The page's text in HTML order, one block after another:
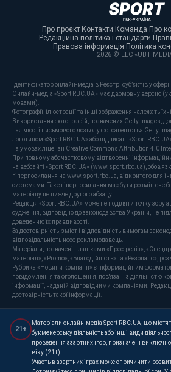
Про проєкт·Контакти·Команда·Про
Редакційна політика і стандарти·
Правова інформація·Політика
2026 © LLC «UBT
Ідентифікатор онлайн-медіа в Реєстрі суб’єктів у
Онлайн-медіа «Sport RBC.UA» має двомовну версію
мовами).
Фотографії, ілюстрації та інші зображення належать
Використання фотографій, позначених Getty Images,
наявності письмового дозволу фотоагентства Getty
логотипом «Sport RBC.UA» або підписані «Sport
на умовах ліцензії Creative Commons Attribution 4.0
При повному або частковому відтворенні
на вебсайті «Sport RBC.UA» (www.sport.rbc.ua),
гіперпосилання на www.sport.rbc.ua, відкритого для
системами. Таке гіперпосилання має бути розміщене
матеріалу не нижче другого абзацу.
Редакція «Sport RBC.UA» може не поділяти точку зору
судження, відповідно до законодавства України, не
доведенню їх правдивості.
За достовірність, зміст і відповідність вимогам
відповідальність несе рекламодавець.
Матеріали, позначені плашками «Прес-реліз»,
матеріал», «Promo», «Благодійність» та «Резонанс»,
Рубрика «Новини компанії» є інформаційним
повідомлення та оголошення, пов'язані з діяльністю
інформації, наданій відповідними компаніями.
достовірність такої інформації.
21+
Матеріали онлайн-медіа Sport RBC.UA, що
букмекерську діяльність або інші види
проведення азартних ігор, призначені виключно
віку (21+).
Участь в азартних іграх може спричинити